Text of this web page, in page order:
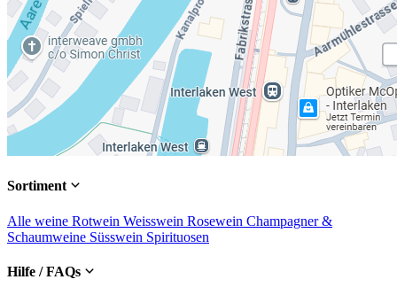
Sortiment
Alle weine Rotwein Weisswein Rosewein Champagner &
Schaumweine Süsswein Spirituosen
Hilfe / FAQs